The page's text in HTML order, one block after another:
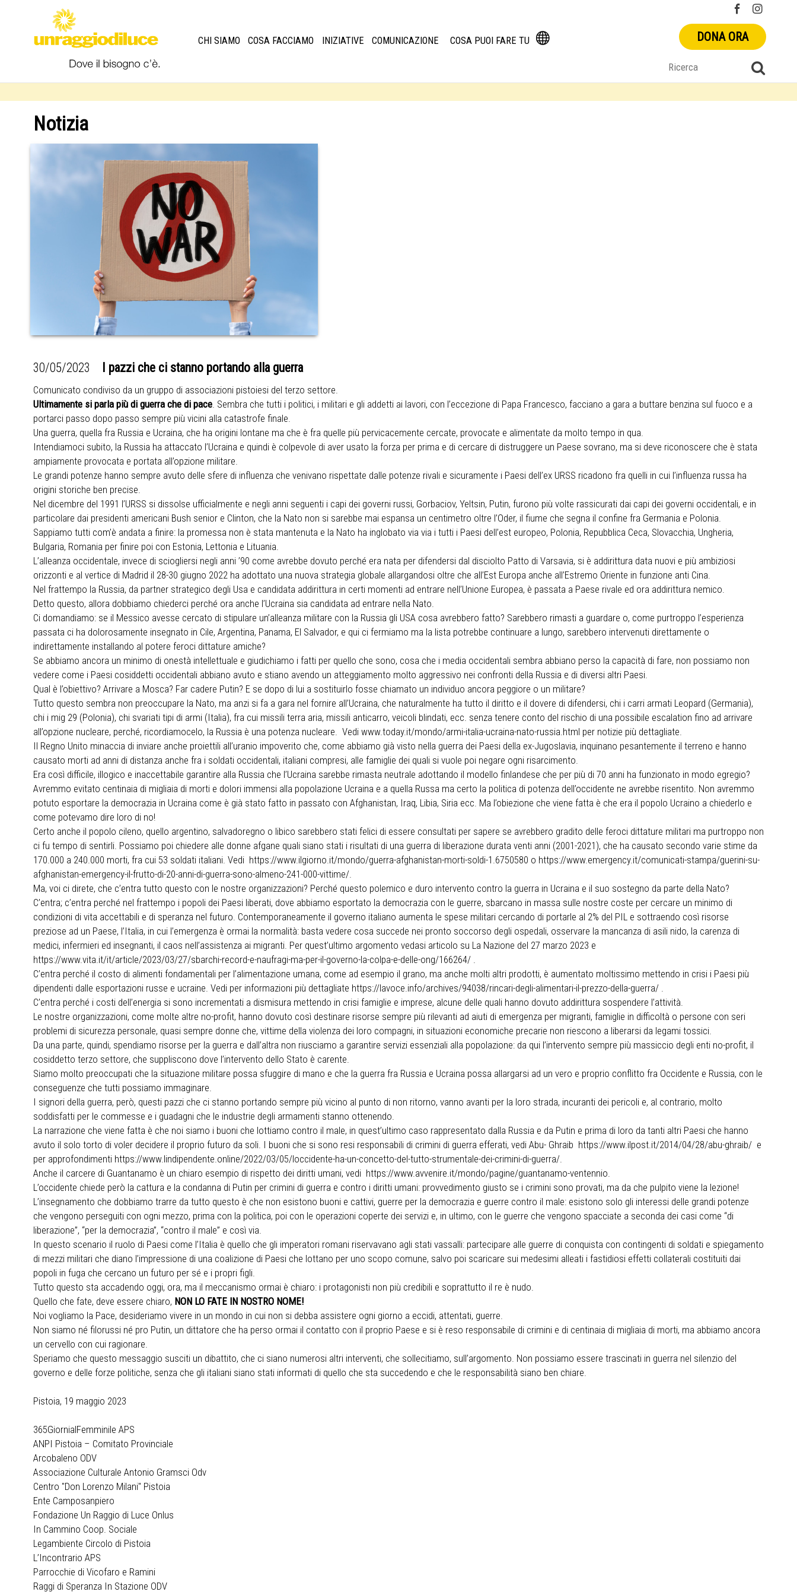
DONA ORA
CHI SIAMO COSA FACCIAMO INIZIATIVE COMUNICAZIONE COSA PUOI FARE TU
Notizia
30/05/2023 I pazzi che ci stanno portando alla guerra
Comunicato condiviso da un gruppo di associazioni pistoiesi del terzo settore.
Ultimamente si parla più di guerra che di pace. Sembra che tutti i politici, i militari e gli addetti ai lavori, con l’eccezione di Papa Francesco, facciano a gara a buttare benzina sul fuoco e a
portarci passo dopo passo sempre più vicini alla catastrofe finale.
Una guerra, quella fra Russia e Ucraina, che ha origini lontane ma che è fra quelle più pervicacemente cercate, provocate e alimentate da molto tempo in qua.
Intendiamoci subito, la Russia ha attaccato l’Ucraina e quindi è colpevole di aver usato la forza per prima e di cercare di distruggere un Paese sovrano, ma si deve riconoscere che è stata
ampiamente provocata e portata all’opzione militare.
Le grandi potenze hanno sempre avuto delle sfere di influenza che venivano rispettate dalle potenze rivali e sicuramente i Paesi dell’ex URSS ricadono fra quelli in cui l’influenza russa ha
origini storiche ben precise.
Nel dicembre del 1991 l’URSS si dissolse ufficialmente e negli anni seguenti i capi dei governi russi, Gorbaciov, Yeltsin, Putin, furono più volte rassicurati dai capi dei governi occidentali, e in
particolare dai presidenti americani Bush senior e Clinton, che la Nato non si sarebbe mai espansa un centimetro oltre l’Oder, il fiume che segna il confine fra Germania e Polonia.
Sappiamo tutti com’è andata a finire: la promessa non è stata mantenuta e la Nato ha inglobato via via i tutti i Paesi dell’est europeo, Polonia, Repubblica Ceca, Slovacchia, Ungheria,
Bulgaria, Romania per finire poi con Estonia, Lettonia e Lituania.
L’alleanza occidentale, invece di sciogliersi negli anni ’90 come avrebbe dovuto perché era nata per difendersi dal disciolto Patto di Varsavia, si è addirittura data nuovi e più ambiziosi
orizzonti e al vertice di Madrid il 28-30 giugno 2022 ha adottato una nuova strategia globale allargandosi oltre che all’Est Europa anche all’Estremo Oriente in funzione anti Cina.
Nel frattempo la Russia, da partner strategico degli Usa e candidata addirittura in certi momenti ad entrare nell’Unione Europea, è passata a Paese rivale ed ora addirittura nemico.
Detto questo, allora dobbiamo chiederci perché ora anche l’Ucraina sia candidata ad entrare nella Nato.
Ci domandiamo: se il Messico avesse cercato di stipulare un’alleanza militare con la Russia gli USA cosa avrebbero fatto? Sarebbero rimasti a guardare o, come purtroppo l’esperienza
passata ci ha dolorosamente insegnato in Cile, Argentina, Panama, El Salvador, e qui ci fermiamo ma la lista potrebbe continuare a lungo, sarebbero intervenuti direttamente o
indirettamente installando al potere feroci dittature amiche?
Se abbiamo ancora un minimo di onestà intellettuale e giudichiamo i fatti per quello che sono, cosa che i media occidentali sembra abbiano perso la capacità di fare, non possiamo non
vedere come i Paesi cosiddetti occidentali abbiano avuto e stiano avendo un atteggiamento molto aggressivo nei confronti della Russia e di diversi altri Paesi.
Qual è l’obiettivo? Arrivare a Mosca? Far cadere Putin? E se dopo di lui a sostituirlo fosse chiamato un individuo ancora peggiore o un militare?
Tutto questo sembra non preoccupare la Nato, ma anzi si fa a gara nel fornire all’Ucraina, che naturalmente ha tutto il diritto e il dovere di difendersi, chi i carri armati Leopard (Germania),
chi i mig 29 (Polonia), chi svariati tipi di armi (Italia), fra cui missili terra aria, missili anticarro, veicoli blindati, ecc. senza tenere conto del rischio di una possibile escalation fino ad arrivare
all’opzione nucleare, perché, ricordiamocelo, la Russia è una potenza nucleare. Vedi www.today.it/mondo/armi-italia-ucraina-nato-russia.html per notizie più dettagliate.
Il Regno Unito minaccia di inviare anche proiettili all’uranio impoverito che, come abbiamo già visto nella guerra dei Paesi della ex-Jugoslavia, inquinano pesantemente il terreno e hanno
causato morti ad anni di distanza anche fra i soldati occidentali, italiani compresi, alle famiglie dei quali si vuole poi negare ogni risarcimento.
Era così difficile, illogico e inaccettabile garantire alla Russia che l’Ucraina sarebbe rimasta neutrale adottando il modello finlandese che per più di 70 anni ha funzionato in modo egregio?
Avremmo evitato centinaia di migliaia di morti e dolori immensi alla popolazione Ucraina e a quella Russa ma certo la politica di potenza dell’occidente ne avrebbe risentito. Non avremmo
potuto esportare la democrazia in Ucraina come è già stato fatto in passato con Afghanistan, Iraq, Libia, Siria ecc. Ma l’obiezione che viene fatta è che era il popolo Ucraino a chiederlo e
come potevamo dire loro di no!
Certo anche il popolo cileno, quello argentino, salvadoregno o libico sarebbero stati felici di essere consultati per sapere se avrebbero gradito delle feroci dittature militari ma purtroppo non
ci fu tempo di sentirli. Possiamo poi chiedere alle donne afgane quali siano stati i risultati di una guerra di liberazione durata venti anni (2001-2021), che ha causato secondo varie stime da
170.000 a 240.000 morti, fra cui 53 soldati italiani. Vedi https://www.ilgiorno.it/mondo/guerra-afghanistan-morti-soldi-1.6750580 o https://www.emergency.it/comunicati-stampa/guerini-su-
afghanistan-emergency-il-frutto-di-20-anni-di-guerra-sono-almeno-241-000-vittime/.
Ma, voi ci direte, che c’entra tutto questo con le nostre organizzazioni? Perché questo polemico e duro intervento contro la guerra in Ucraina e il suo sostegno da parte della Nato?
C’entra; c’entra perché nel frattempo i popoli dei Paesi liberati, dove abbiamo esportato la democrazia con le guerre, sbarcano in massa sulle nostre coste per cercare un minimo di
condizioni di vita accettabili e di speranza nel futuro. Contemporaneamente il governo italiano aumenta le spese militari cercando di portarle al 2% del PIL e sottraendo così risorse
preziose ad un Paese, l’Italia, in cui l’emergenza è ormai la normalità: basta vedere cosa succede nei pronto soccorso degli ospedali, osservare la mancanza di asili nido, la carenza di
medici, infermieri ed insegnanti, il caos nell’assistenza ai migranti. Per quest’ultimo argomento vedasi articolo su La Nazione del 27 marzo 2023 e
https://www.vita.it/it/article/2023/03/27/sbarchi-record-e-naufragi-ma-per-il-governo-la-colpa-e-delle-ong/166264/ .
C’entra perché il costo di alimenti fondamentali per l’alimentazione umana, come ad esempio il grano, ma anche molti altri prodotti, è aumentato moltissimo mettendo in crisi i Paesi più
dipendenti dalle esportazioni russe e ucraine. Vedi per informazioni più dettagliate https://lavoce.info/archives/94038/rincari-degli-alimentari-il-prezzo-della-guerra/ .
C’entra perché i costi dell’energia si sono incrementati a dismisura mettendo in crisi famiglie e imprese, alcune delle quali hanno dovuto addirittura sospendere l’attività.
Le nostre organizzazioni, come molte altre no-profit, hanno dovuto così destinare risorse sempre più rilevanti ad aiuti di emergenza per migranti, famiglie in difficoltà o persone con seri
problemi di sicurezza personale, quasi sempre donne che, vittime della violenza dei loro compagni, in situazioni economiche precarie non riescono a liberarsi da legami tossici.
Da una parte, quindi, spendiamo risorse per la guerra e dall’altra non riusciamo a garantire servizi essenziali alla popolazione: da qui l’intervento sempre più massiccio degli enti no-profit, il
cosiddetto terzo settore, che suppliscono dove l’intervento dello Stato è carente.
Siamo molto preoccupati che la situazione militare possa sfuggire di mano e che la guerra fra Russia e Ucraina possa allargarsi ad un vero e proprio conflitto fra Occidente e Russia, con le
conseguenze che tutti possiamo immaginare.
I signori della guerra, però, questi pazzi che ci stanno portando sempre più vicino al punto di non ritorno, vanno avanti per la loro strada, incuranti dei pericoli e, al contrario, molto
soddisfatti per le commesse e i guadagni che le industrie degli armamenti stanno ottenendo.
La narrazione che viene fatta è che noi siamo i buoni che lottiamo contro il male, in quest’ultimo caso rappresentato dalla Russia e da Putin e prima di loro da tanti altri Paesi che hanno
avuto il solo torto di voler decidere il proprio futuro da soli. I buoni che si sono resi responsabili di crimini di guerra efferati, vedi Abu- Ghraib https://www.ilpost.it/2014/04/28/abu-ghraib/ e
per approfondimenti https://www.lindipendente.online/2022/03/05/loccidente-ha-un-concetto-del-tutto-strumentale-dei-crimini-di-guerra/.
Anche il carcere di Guantanamo è un chiaro esempio di rispetto dei diritti umani, vedi https://www.avvenire.it/mondo/pagine/guantanamo-ventennio.
L’occidente chiede però la cattura e la condanna di Putin per crimini di guerra e contro i diritti umani: provvedimento giusto se i crimini sono provati, ma da che pulpito viene la lezione!
L’insegnamento che dobbiamo trarre da tutto questo è che non esistono buoni e cattivi, guerre per la democrazia e guerre contro il male: esistono solo gli interessi delle grandi potenze
che vengono perseguiti con ogni mezzo, prima con la politica, poi con le operazioni coperte dei servizi e, in ultimo, con le guerre che vengono spacciate a seconda dei casi come “di
liberazione”, “per la democrazia”, “contro il male” e così via.
In questo scenario il ruolo di Paesi come l’Italia è quello che gli imperatori romani riservavano agli stati vassalli: partecipare alle guerre di conquista con contingenti di soldati e spiegamento
di mezzi militari che diano l’impressione di una coalizione di Paesi che lottano per uno scopo comune, salvo poi scaricare sui medesimi alleati i fastidiosi effetti collaterali costituiti dai
popoli in fuga che cercano un futuro per sé e i propri figli.
Tutto questo sta accadendo oggi, ora, ma il meccanismo ormai è chiaro: i protagonisti non più credibili e soprattutto il re è nudo.
Quello che fate, deve essere chiaro, NON LO FATE IN NOSTRO NOME!
Noi vogliamo la Pace, desideriamo vivere in un mondo in cui non si debba assistere ogni giorno a eccidi, attentati, guerre.
Non siamo né filorussi né pro Putin, un dittatore che ha perso ormai il contatto con il proprio Paese e si è reso responsabile di crimini e di centinaia di migliaia di morti, ma abbiamo ancora
un cervello con cui ragionare.
Speriamo che questo messaggio susciti un dibattito, che ci siano numerosi altri interventi, che sollecitiamo, sull’argomento. Non possiamo essere trascinati in guerra nel silenzio del
governo e delle forze politiche, senza che gli italiani siano stati informati di quello che sta succedendo e che le responsabilità siano ben chiare.
Pistoia, 19 maggio 2023
365GiornialFemminile APS
ANPI Pistoia – Comitato Provinciale
Arcobaleno ODV
Associazione Culturale Antonio Gramsci Odv
Centro "Don Lorenzo Milani" Pistoia
Ente Camposanpiero
Fondazione Un Raggio di Luce Onlus
In Cammino Coop. Sociale
Legambiente Circolo di Pistoia
L’Incontrario APS
Parrocchie di Vicofaro e Ramini
Raggi di Speranza In Stazione ODV